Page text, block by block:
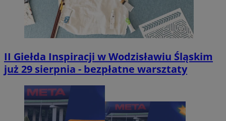
II Giełda Inspiracji w Wodzisławiu Śląskim
już 29 sierpnia - bezpłatne warsztaty